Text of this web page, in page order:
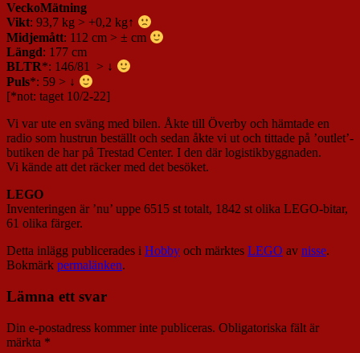
VeckoMätning
Vikt: 93,7 kg > +0,2 kg↑
Midjemått: 112 cm > ± cm
Längd: 177 cm
BLTR*: 146/81 > ↓
Puls*: 59 > ↓
[*not: taget 10/2-22]
Vi var ute en sväng med bilen. Åkte till Överby och hämtade en
radio som hustrun beställt och sedan åkte vi ut och tittade på ’outlet’-
butiken de har på Trestad Center. I den där logistikbyggnaden.
Vi kände att det räcker med det besöket.
LEGO
Inventeringen är ’nu’ uppe 6515 st totalt, 1842 st olika LEGO-bitar,
61 olika färger.
Detta inlägg publicerades i Hobby och märktes LEGO av nisse.
Bokmärk permalänken.
Lämna ett svar
Din e-postadress kommer inte publiceras. Obligatoriska fält är
märkta *